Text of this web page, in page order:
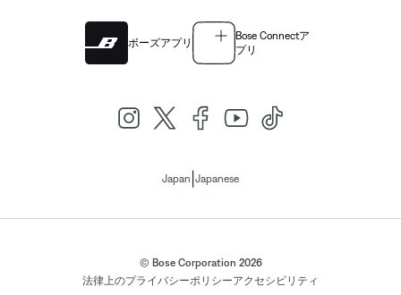
ボーズアプリ
Bose Connectア
プリ
Japan Japanese
© Bose Corporation 2026
法律上のプライバシーポリシーアクセシビリティ